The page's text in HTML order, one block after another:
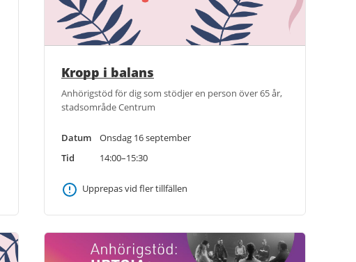
Kropp i balans
Anhörigstöd för dig som stödjer en person över 65 år,
stadsområde Centrum
Datum
Onsdag 16 september
Tid
14:00–15:30
Upprepas vid fler tillfällen